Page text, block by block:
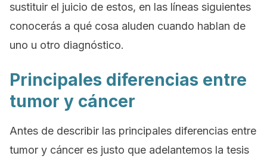
sustituir el juicio de estos, en las líneas siguientes
conocerás a qué cosa aluden cuando hablan de
uno u otro diagnóstico.
Principales diferencias entre
tumor y cáncer
Antes de describir las principales diferencias entre
tumor y cáncer es justo que adelantemos la tesis